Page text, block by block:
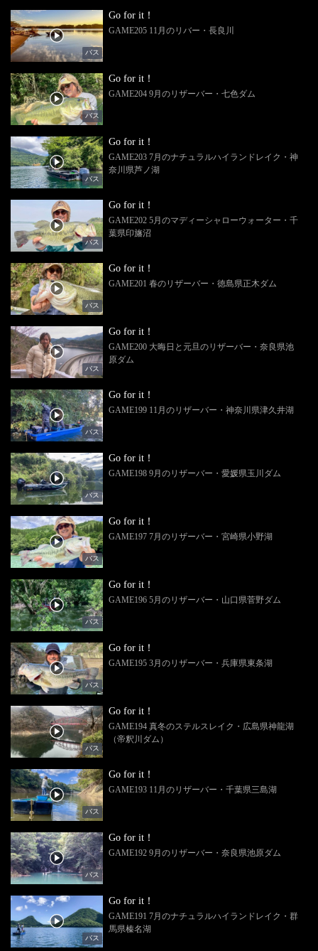
バス
Go for it！
GAME205 11月のリバー・長良川
バス
Go for it！
GAME204 9月のリザーバー・七色ダム
バス
Go for it！
GAME203 7月のナチュラルハイランドレイク・神
奈川県芦ノ湖
バス
Go for it！
GAME202 5月のマディーシャローウォーター・千
葉県印旛沼
バス
Go for it！
GAME201 春のリザーバー・徳島県正木ダム
バス
Go for it！
GAME200 大晦日と元旦のリザーバー・奈良県池
原ダム
バス
Go for it！
GAME199 11月のリザーバー・神奈川県津久井湖
バス
Go for it！
GAME198 9月のリザーバー・愛媛県玉川ダム
バス
Go for it！
GAME197 7月のリザーバー・宮崎県小野湖
バス
Go for it！
GAME196 5月のリザーバー・山口県菅野ダム
バス
Go for it！
GAME195 3月のリザーバー・兵庫県東条湖
バス
Go for it！
GAME194 真冬のステルスレイク・広島県神龍湖
（帝釈川ダム）
バス
Go for it！
GAME193 11月のリザーバー・千葉県三島湖
バス
Go for it！
GAME192 9月のリザーバー・奈良県池原ダム
バス
Go for it！
GAME191 7月のナチュラルハイランドレイク・群
馬県榛名湖